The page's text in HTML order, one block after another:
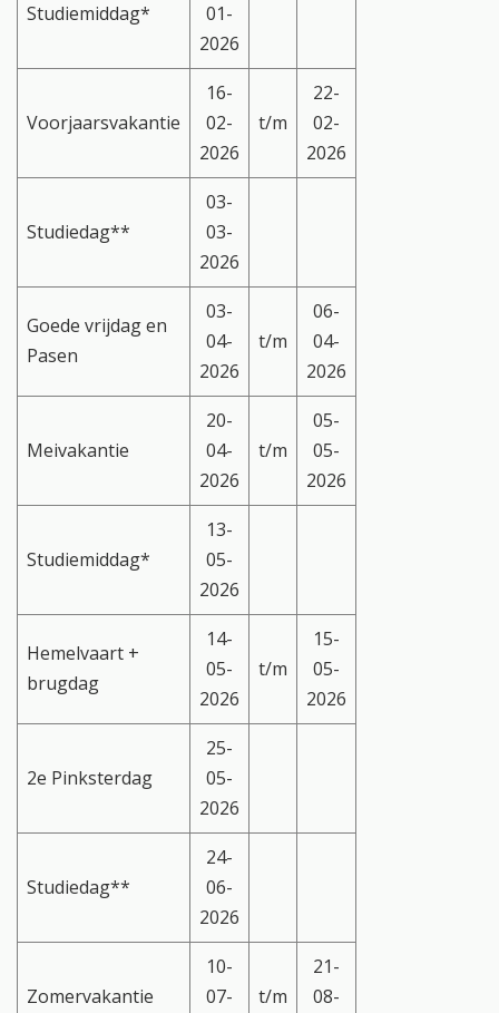
Studiemiddag*
01-
2026
Voorjaarsvakantie
16-
02-
2026
t/m
22-
02-
2026
Studiedag**
03-
03-
2026
Goede vrijdag en
Pasen
03-
04-
2026
t/m
06-
04-
2026
Meivakantie
20-
04-
2026
t/m
05-
05-
2026
Studiemiddag*
13-
05-
2026
Hemelvaart +
brugdag
14-
05-
2026
t/m
15-
05-
2026
2e Pinksterdag
25-
05-
2026
Studiedag**
24-
06-
2026
Zomervakantie
10-
07-
t/m
21-
08-